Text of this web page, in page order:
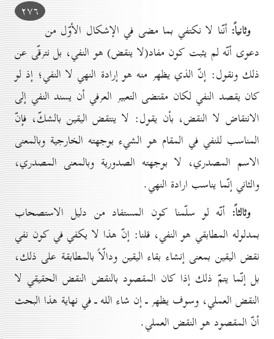
۲۷٦
وثانياً: أنّنا لا نكتفي بما مضى في الإشكال الأوّل من
دعوى أنّه لم يثبت كون مفاد(لا ينقض) هو النفي، بل نترقّى عن
ذلك ونقول: إنّ الذي يظهر منه هو إرادة النهي لا النفي؛ إذ لو
كان يقصد النفي لكان مقتضى التعبير العرفي أن يسند النفي إلى
الانتقاض لا النقض، بأن يقول: لا ينتقض اليقين بالشكّ، فإنّ
المناسب للنفي في المقام هو الشيء بوجهته الخارجية وبالمعنى
الاسم المصدري، لا بوجهته الصدورية وبالمعنى المصدري،
والثاني إنّما يناسب ارادة النهي.
وثالثاً: أنّه لو سلّمنا كون المستفاد من دليل الاستصحاب
بمدلوله المطابقي هو النفي، قلنا: إنّ هذا لا يكفي في كون نفي
نقض اليقين بمعنى إنشاء بقاء اليقين ودالّاً بالمطابقة على ذلك،
بل إنّما يتمّ ذلك إذا كان المقصود بالنقض النقض الحقيقي لا
النقض العملي، وسوف يظهر ـ إن شاء الله ـ في نهاية هذا البحث
أنّ المقصود هو النقض العملي.